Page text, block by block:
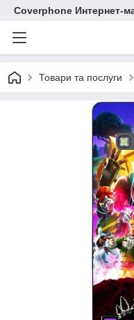
Coverphone Интернет-
Товари та послуги